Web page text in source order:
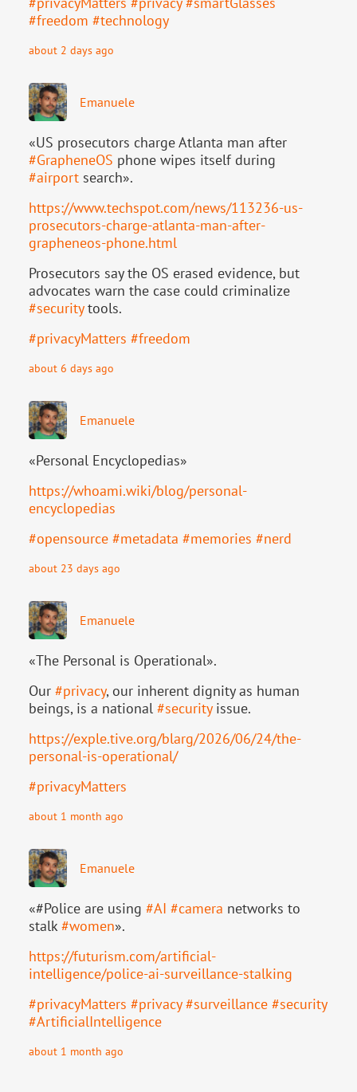
#freedom #technology
about 2 days ago
Emanuele
«US prosecutors charge Atlanta man after
#GrapheneOS phone wipes itself during
#airport search».
https://www.techspot.com/news/113236-us-
prosecutors-charge-atlanta-man-after-
grapheneos-phone.html
Prosecutors say the OS erased evidence, but
advocates warn the case could criminalize
#securitytools.
#privacyMatters #freedom
about 6 days ago
Emanuele
«Personal Encyclopedias»
https://whoami.wiki/blog/personal-
encyclopedias
#opensource #metadata #memories #nerd
about 23 days ago
Emanuele
«The Personal is Operational».
Our #privacy, our inherent dignity as human
beings, is a national #securityissue.
https://exple.tive.org/blarg/2026/06/24/the-
personal-is-operational/
#privacyMatters
about 1 month ago
Emanuele
«#Police are using #AI #camera networks to
stalk #women».
https://futurism.com/artificial-
intelligence/police-ai-surveillance-stalking
#privacyMatters #privacy #surveillance #security
#ArtificialIntelligence
about 1 month ago